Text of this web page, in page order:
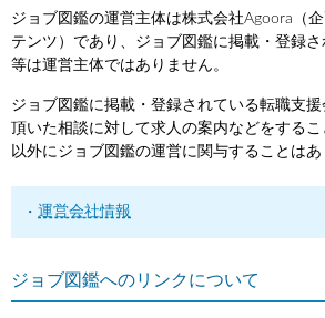
ジョブ図鑑の運営主体は株式会社Agoora（
テンツ）であり、ジョブ図鑑に掲載・登録
等は運営主体ではありません。
ジョブ図鑑に掲載・登録されている転職支
頂いた相談に対して求人の案内などをする
以外にジョブ図鑑の運営に関与することはあ
運営会社情報
ジョブ図鑑へのリンクについて